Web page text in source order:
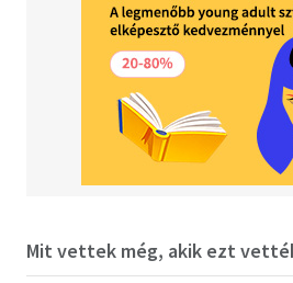
Mit vettek még, akik ezt